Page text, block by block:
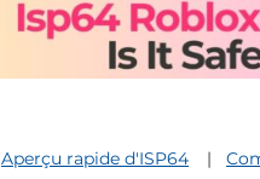
Aperçu rapide d'ISP64